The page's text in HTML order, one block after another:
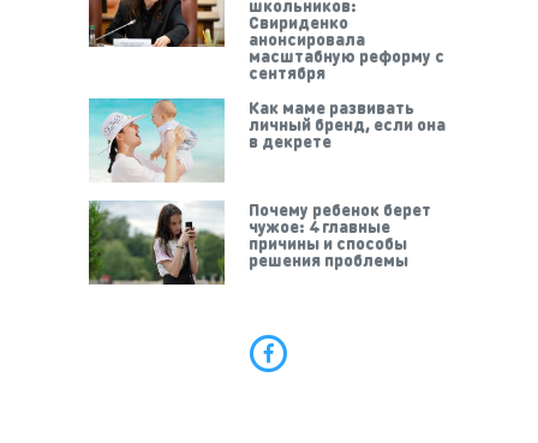
Свириденко
анонсировала
масштабную реформу с
сентября
Как маме развивать
личный бренд, если она
в декрете
Почему ребенок берет
чужое: 4 главные
причины и способы
решения проблемы